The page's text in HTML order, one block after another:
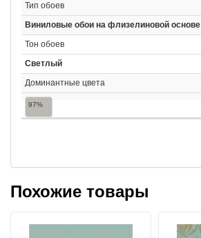
Тип обоев
Виниловые обои на флизелиновой основе
Тон обоев
Светлый
Доминантные цвета
97%
Похожие товары